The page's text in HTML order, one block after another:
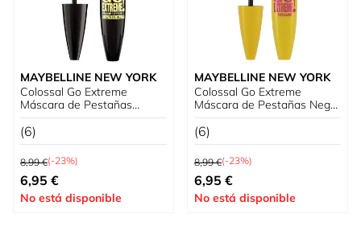
MAYBELLINE NEW YORK
Colossal Go Extreme
Máscara de Pestañas
Volumen Express
(6)
Precio habitual
8,99 €(-23%)
Precio especial
6,95 €
No está disponible
MAYBELLINE NEW YORK
Colossal Go Extreme
Máscara de Pestañas Negro
Intenso
(6)
Precio habitual
8,99 €(-23%)
Precio especial
6,95 €
No está disponible